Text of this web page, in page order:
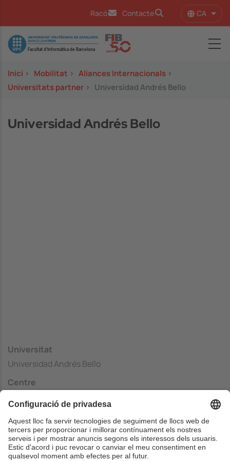
Racó Contacte CA
Image
Inici > Mobilitat > Aliances Internacionals >
Universitats partner > Universidad Andrés Bello
Universidad Andrés Bello
Universitat
Universidad Andrés Bello
Centre
Xile
Web